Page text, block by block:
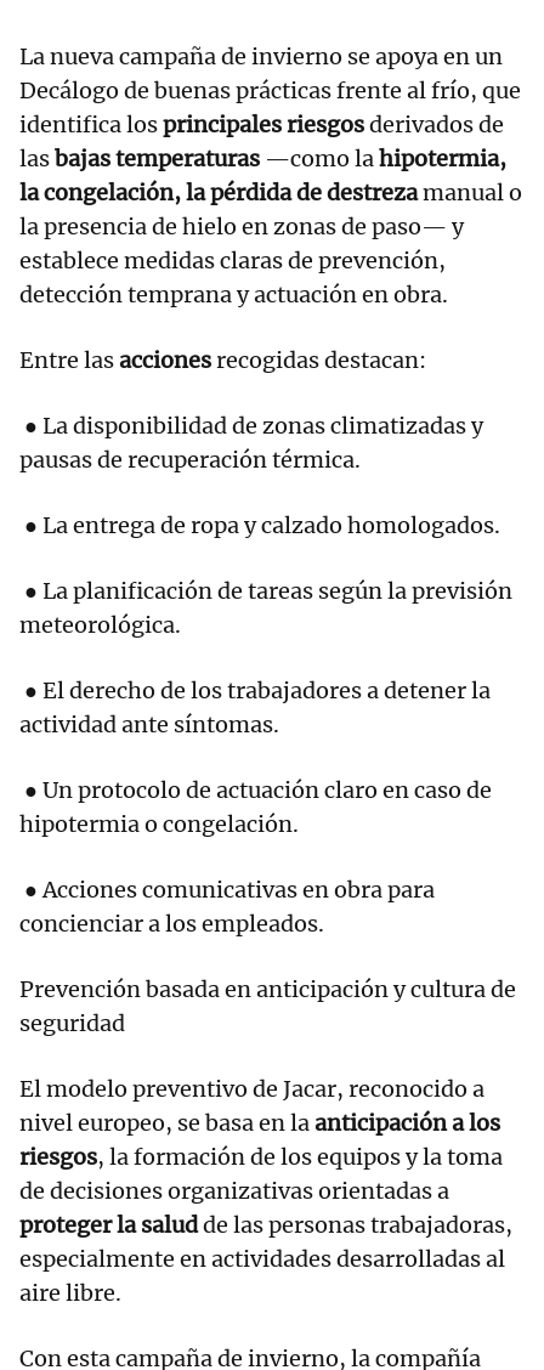
La nueva campaña de invierno se apoya en un
Decálogo de buenas prácticas frente al frío, que
identifica losprincipales riesgosderivados de
lasbajas temperaturas —como lahipotermia,
la congelación, la pérdida de destrezamanual o
la presencia de hielo en zonas de paso— y
establece medidas claras de prevención,
detección temprana y actuación en obra.
Entre lasaccionesrecogidas destacan:
● La disponibilidad de zonas climatizadas y
pausas de recuperación térmica.
● La entrega de ropa y calzado homologados.
● La planificación de tareas según la previsión
meteorológica.
● El derecho de los trabajadores a detener la
actividad ante síntomas.
● Un protocolo de actuación claro en caso de
hipotermia o congelación.
● Acciones comunicativas en obra para
concienciar a los empleados.
Prevención basada en anticipación y cultura de
seguridad
El modelo preventivo de Jacar, reconocido a
nivel europeo, se basa en laanticipación a los
riesgos, la formación de los equipos y la toma
de decisiones organizativas orientadas a
proteger la saludde las personas trabajadoras,
especialmente en actividades desarrolladas al
aire libre.
Con esta campaña de invierno, la compañía